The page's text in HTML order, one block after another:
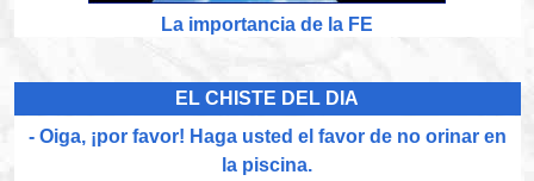
La importancia de la FE
EL CHISTE DEL DIA
- Oiga, ¡por favor! Haga usted el favor de no orinar en
la piscina.